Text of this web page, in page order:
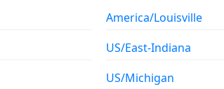
America/Louisville
US/East-Indiana
US/Michigan